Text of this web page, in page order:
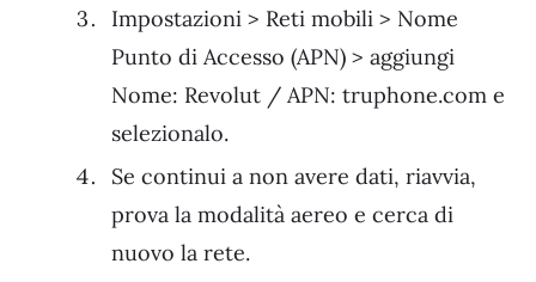
Impostazioni > Reti mobili > Nome
Punto di Accesso (APN) > aggiungi
Nome: Revolut / APN: truphone.com e
selezionalo.
Se continui a non avere dati, riavvia,
prova la modalità aereo e cerca di
nuovo la rete.